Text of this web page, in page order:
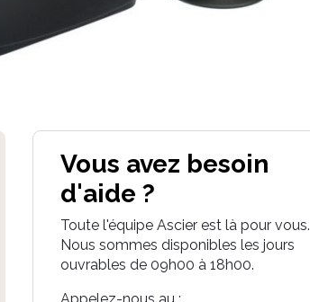
Vous avez besoin
d'aide ?
Toute l'équipe Ascier est là pour vous.
Nous sommes disponibles les jours
ouvrables de 09h00 à 18h00.
Appelez-nous au :